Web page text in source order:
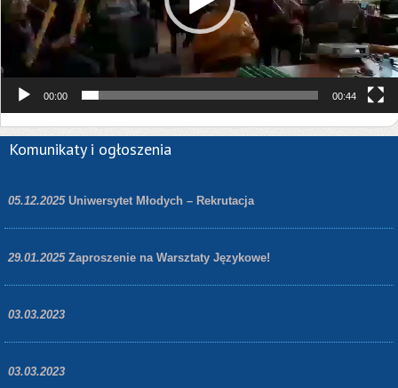
00:00 00:44
Komunikaty i ogłoszenia
05.12.2025 Uniwersytet Młodych – Rekrutacja
29.01.2025 Zaproszenie na Warsztaty Językowe!
03.03.2023
03.03.2023